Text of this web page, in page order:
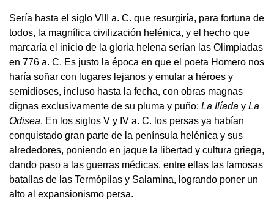
Sería hasta el siglo VIII a. C. que resurgiría, para fortuna de
todos, la magnífica civilización helénica, y el hecho que
marcaría el inicio de la gloria helena serían las Olimpiadas
en 776 a. C. Es justo la época en que el poeta Homero nos
haría soñar con lugares lejanos y emular a héroes y
semidioses, incluso hasta la fecha, con obras magnas
dignas exclusivamente de su pluma y puño: La Ilíada y La
Odisea. En los siglos V y IV a. C. los persas ya habían
conquistado gran parte de la península helénica y sus
alrededores, poniendo en jaque la libertad y cultura griega,
dando paso a las guerras médicas, entre ellas las famosas
batallas de las Termópilas y Salamina, logrando poner un
alto al expansionismo persa.